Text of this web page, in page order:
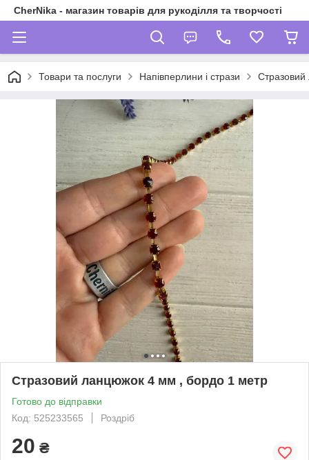
CherNika - магазин товарів для рукоділля та творчості
Товари та послуги Напівперлини і стрази
Стразовий ланцюжок 4 мм , бордо 1 метр
Готово до відправки
Код: 525233565
Роздріб
20 ₴